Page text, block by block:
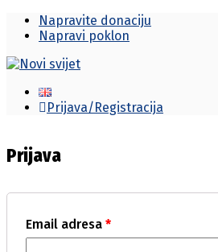
Napravite donaciju
Napravi poklon
Prijava/Registracija
Prijava
Email adresa *